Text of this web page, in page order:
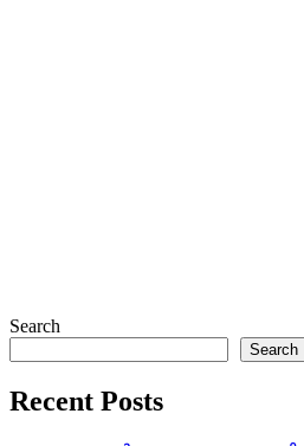
Search
Search
Recent Posts